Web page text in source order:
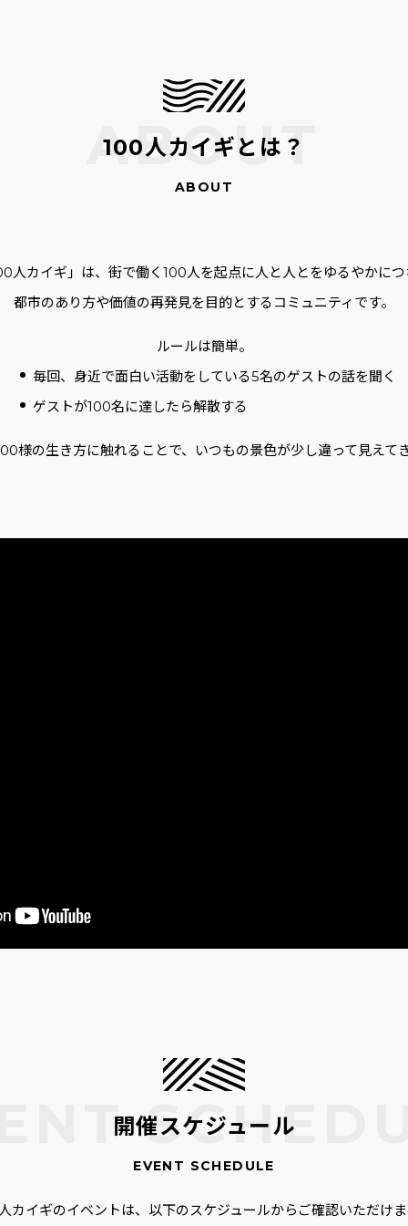
100人カイギとは？
人カイギ」は、街で働く100人を起点に人と人とをゆるやかに
都市のあり方や価値の再発見を目的とするコミュニティです。
ルールは簡単。
毎回、身近で面白い活動をしている5名のゲストの話を聞く
ゲストが100名に達したら解散する
様の生き方に触れることで、いつもの景色が少し違って見えて
開催スケジュール
カイギのイベントは、以下のスケジュールからご確認いただけ